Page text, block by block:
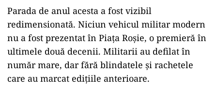
Parada de anul acesta a fost vizibil
redimensionată. Niciun vehicul militar modern
nu a fost prezentat în Piața Roșie, o premieră în
ultimele două decenii. Militarii au defilat în
număr mare, dar fără blindatele și rachetele
care au marcat edițiile anterioare.